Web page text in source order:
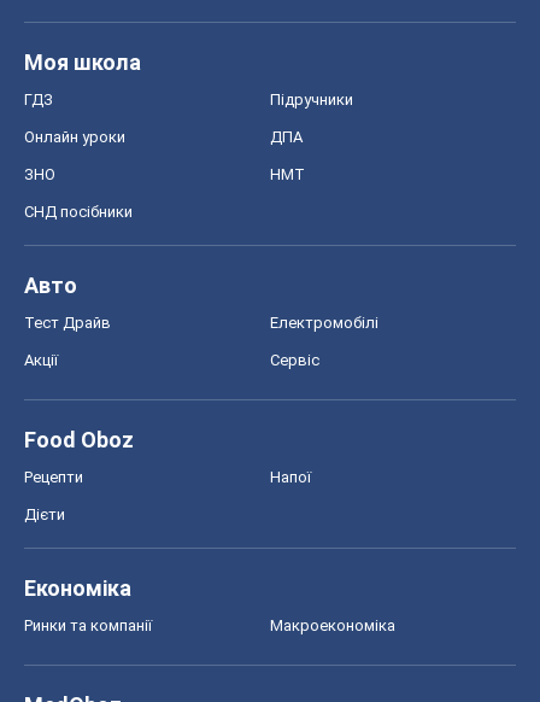
Моя школа
ГДЗ Підручники
Онлайн уроки ДПА
ЗНО НМТ
СНД посібники
Авто
Тест Драйв Електромобілі
Акції Сервіс
Food Oboz
Рецепти Напої
Дієти
Економіка
Ринки та компанії Макроекономіка